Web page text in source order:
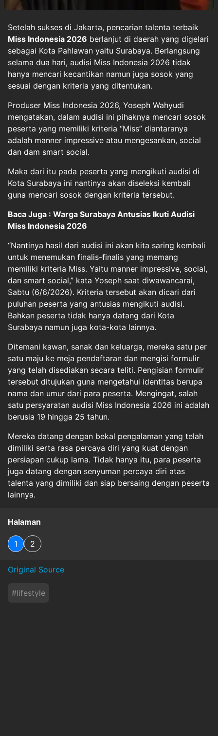
Setelah sukses di Jakarta, pencarian talenta terbaik
Miss Indonesia 2026 berlanjut di daerah yang digelari
sebagai Kota Pahlawan yaitu Surabaya. Berlangsung
selama dua hari, audisi Miss Indonesia 2026 tidak
hanya mencari kecantikan namun juga sosok yang
sesuai dengan kriteria yang ditentukan.
Produser Miss Indonesia 2026, Yoseph Wahyudi
mengatakan, dalam audisi ini pihaknya mencari sosok
peserta yang memiliki kriteria “Miss” diantaranya
adalah manner impressive atau mengesankan, social
dan dam smart social.
Maka dari itu pada peserta yang mengikuti audisi di
Kota Surabaya ini nantinya akan diseleksi kembali
guna mencari sosok dengan kriteria tersebut.
Baca Juga : Warga Surabaya Antusias Ikuti Audisi
Miss Indonesia 2026
“Nantinya hasil dari audisi ini akan kita saring kembali
untuk menemukan finalis-finalis yang memang
memiliki kriteria Miss. Yaitu manner impressive, social,
dan smart social,” kata Yoseph saat diwawancarai,
Sabtu (6/6/2026). Kriteria tersebut akan dicari dari
puluhan peserta yang antusias mengikuti audisi.
Bahkan peserta tidak hanya datang dari Kota
Surabaya namun juga kota-kota lainnya.
Ditemani kawan, sanak dan keluarga, mereka satu per
satu maju ke meja pendaftaran dan mengisi formulir
yang telah disediakan secara teliti. Pengisian formulir
tersebut ditujukan guna mengetahui identitas berupa
nama dan umur dari para peserta. Mengingat, salah
satu persyaratan audisi Miss Indonesia 2026 ini adalah
berusia 19 hingga 25 tahun.
Mereka datang dengan bekal pengalaman yang telah
dimiliki serta rasa percaya diri yang kuat dengan
persiapan cukup lama. Tidak hanya itu, para peserta
juga datang dengan senyuman percaya diri atas
talenta yang dimiliki dan siap bersaing dengan peserta
lainnya.
Halaman
1 2
Original Source
#lifestyle